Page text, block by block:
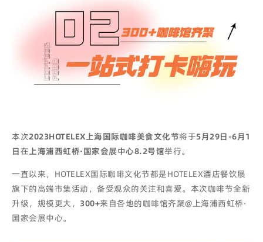
本次2023HOTELEX上海国际咖啡美食文化节将于5月29日-6月1
日在上海浦西虹桥·国家会展中心8.2号馆举行。
一直以来，HOTELEX国际咖啡文化节都是HOTELEX酒店餐饮展
旗下的高端市集活动，备受观众的关注和喜爱。本次咖啡节全新
升级，规模更大， 300+来自各地的咖啡馆齐聚@上海浦西虹桥·
国家会展中心。